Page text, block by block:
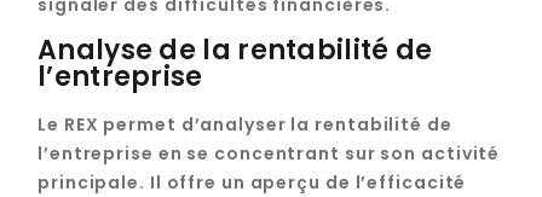
signaler des difficultés financières.
Analyse de la rentabilité de
l’entreprise
Le REX permet d’analyser la rentabilité de
l’entreprise en se concentrant sur son activité
principale. Il offre un aperçu de l’efficacité